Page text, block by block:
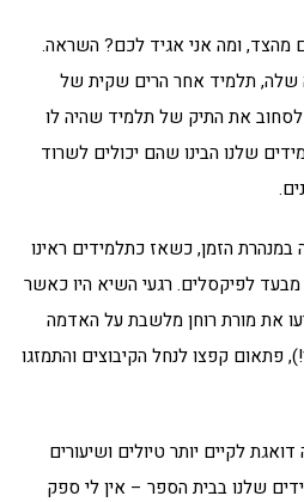
מהצד, ומה אני אגיד לכם? השראה.
תלמיד אחר הרים שקית של
את התיק של תלמיד שהיה לו
שלנו הבינו שהם יכולים לשרוד
שנה אחורה במנהרת הזמן, כשאז כתלמידים ראינו
לפיקסלים. רגעי השיא היו כאשר
את מורת רוחן מלשבת על האדמה
פתאום קפצו לנחל הקיבוצים והתמזגו
לקיים יותר טיולים ושיעורים
שלנו בבית הספר – אין לי ספק